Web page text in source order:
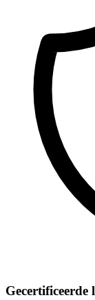
Gecertificeerde